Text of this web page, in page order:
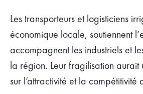
Les transporteurs et logisticiens
économique locale, soutiennent
accompagnent les industriels et
la région. Leur fragilisation aurait
sur l’attractivité et la compétitivité